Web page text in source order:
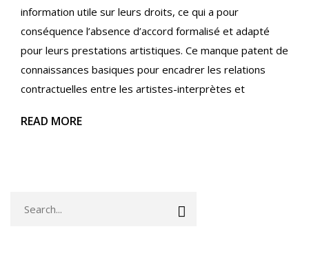
information utile sur leurs droits, ce qui a pour
conséquence l’absence d’accord formalisé et adapté
pour leurs prestations artistiques. Ce manque patent de
connaissances basiques pour encadrer les relations
contractuelles entre les artistes-interprètes et
READ MORE